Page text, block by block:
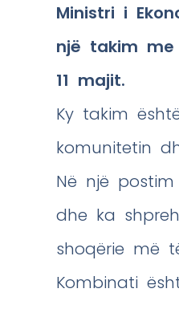
Ministri i
një takim
11 majit.
Ky takim
komunitetin
Në një
dhe ka
shoqërie më
Kombinati